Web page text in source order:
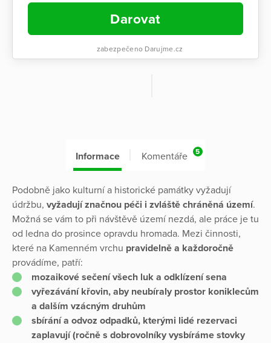
Darovat
zabezpečeno Darujme.cz
Informace Komentáře 5
Podobně jako kulturní a historické památky vyžadují
údržbu, vyžadují značnou péči i zvláště chráněná území.
Možná se vám to při návštěvě území nezdá, ale práce je tu
od ledna do prosince opravdu hromada. Mezi činnosti,
které na Kamenném vrchu pravidelně a každoročně
provádíme, patří:
mozaikové sečení všech luk a odklízení sena
vyřezávání křovin, aby neubíraly prostor koniklecům
a dalším vzácným druhům
sbírání a odvoz odpadků, kterými lidé rezervaci
zaplavují (ročně s dobrovolníky vysbíráme stovky